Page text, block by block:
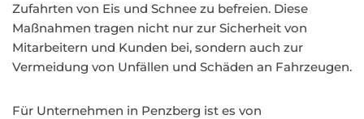
Zufahrten von Eis und Schnee zu befreien. Diese
Maßnahmen tragen nicht nur zur Sicherheit von
Mitarbeitern und Kunden bei, sondern auch zur
Vermeidung von Unfällen und Schäden an Fahrzeugen.
Für Unternehmen in Penzberg ist es von